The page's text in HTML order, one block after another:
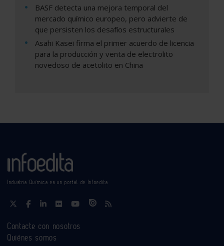
BASF detecta una mejora temporal del
mercado químico europeo, pero advierte de
que persisten los desafíos estructurales
Asahi Kasei firma el primer acuerdo de licencia
para la producción y venta de electrolito
novedoso de acetolito en China
Industria Química es un portal de Infoedita
Contacte con nosotros
Quiénes somos